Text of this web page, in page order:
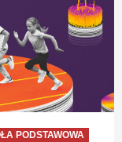
PODSTAWOWA